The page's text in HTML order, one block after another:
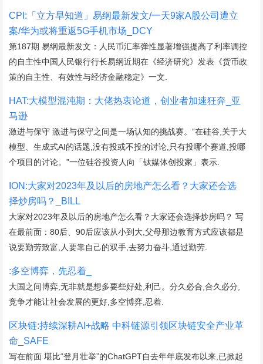
CPI:「立方早知道」易纲最新发文/一天9家A股公司遭立
案/华为或将重返5G手机市场_DCY
第187期 易纲最新发文：人民币汇率弹性显著增强提高了利率调控
的自主性中国人民银行行长易纲近期在《经济研究》发表《货币政
策的自主性、有效性与经济金融稳定》一文.
HAT:大模型混沌期：大佬热衷论道，创业者加速狂奔_亚
马逊
激进与保守 激进与保守之间是一场认知的挑战赛。“在硅谷,关于大
模型、生成式AI的话题,没有投或不投的讨论,只有投哪个赛道,投哪
个项目的讨论。”一位硅谷投资人向「钛媒体创投家」表示.
ION:大家对2023年及以后的房地产怎么看？大家还会选
择炒房吗？_BILL
大家对2023年及以后的房地产怎么看？大家还会选择炒房吗？ 写
在最前面：80后、90后应该从小到大,父母那边教育方式应该都是
说要勤劳致富,人要靠自己的双手,去努力奋斗,通过勤劳.
:多空博弈，先忍着_
大国之间博弈,无非就是想多要些好处,利己。分久必合,合久必分,
竞争才能让社会发展的更好,多空博弈,忍着.
区块链:持续深耕AI+战略 中科链源引领区块链安全产业革
命_SAFE
写在前面 堪比“登月壮举”的ChatGPT自去年年底发布以来,已掀起